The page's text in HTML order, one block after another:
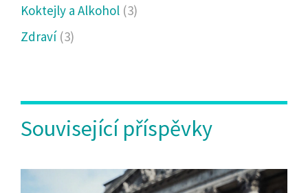
Koktejly a Alkohol (3)
Zdraví (3)
Související příspěvky